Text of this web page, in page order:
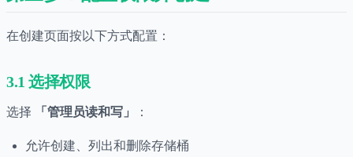
在创建页面按以下方式配置：
3.1 选择权限
选择 「管理员读和写」 ：
允许创建、列出和删除存储桶